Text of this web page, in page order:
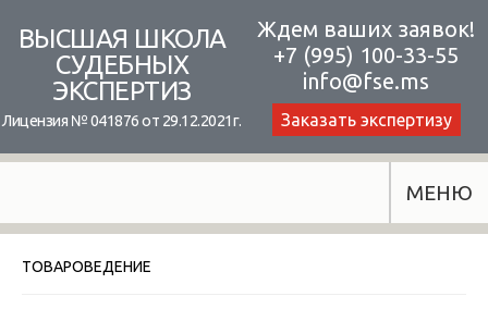
content
ВЫСШАЯ ШКОЛА
СУДЕБНЫХ
ЭКСПЕРТИЗ
Лицензия № 041876 от 29.12.2021г.
Ждем ваших заявок!
+7 (995) 100-33-55
info@fse.ms
Заказать экспертизу
МЕНЮ
ТОВАРОВЕДЕНИЕ